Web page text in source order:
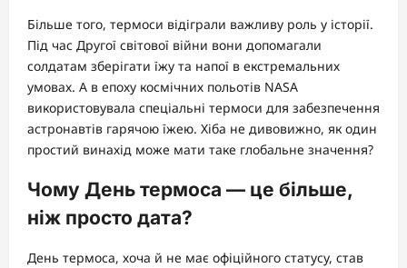
Більше того, термоси відіграли важливу роль у історії.
Під час Другої світової війни вони допомагали
солдатам зберігати їжу та напої в екстремальних
умовах. А в епоху космічних польотів NASA
використовувала спеціальні термоси для забезпечення
астронавтів гарячою їжею. Хіба не дивовижно, як один
простий винахід може мати таке глобальне значення?
Чому День термоса — це більше,
ніж просто дата?
День термоса, хоча й не має офіційного статусу, став